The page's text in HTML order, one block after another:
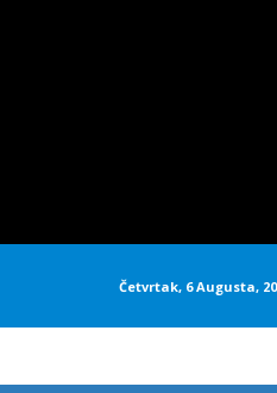
Četvrtak, 6 Augusta,